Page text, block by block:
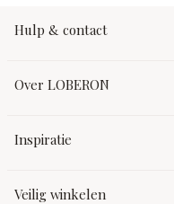
Hulp & contact
Over LOBERON
Inspiratie
Veilig winkelen